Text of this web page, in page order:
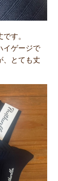
す。
イゲージで
、とても丈